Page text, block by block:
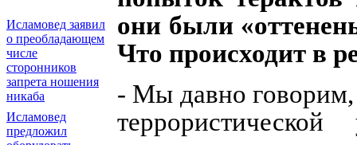
Исламовед заявил
о преобладающем
числе
сторонников
запрета ношения
никаба
Исламовед
предложил
они были
Что происходит в
- Мы давно говорим,